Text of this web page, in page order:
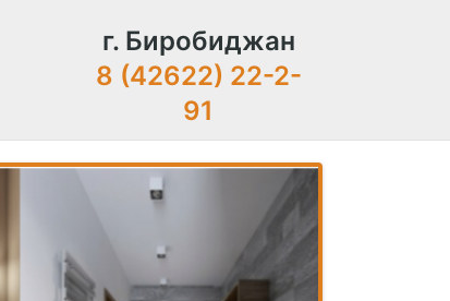
г. Биробиджан
8 (42622) 22-2-
91